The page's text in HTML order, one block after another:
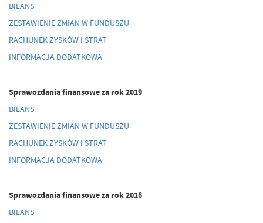
BILANS
ZESTAWIENIE ZMIAN W FUNDUSZU
RACHUNEK ZYSKÓW I STRAT
INFORMACJA DODATKOWA
Sprawozdania finansowe za rok 2019
BILANS
ZESTAWIENIE ZMIAN W FUNDUSZU
RACHUNEK ZYSKÓW I STRAT
INFORMACJA DODATKOWA
Sprawozdania finansowe za rok 2018
BILANS